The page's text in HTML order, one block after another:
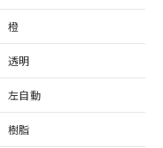
橙
透明
左自動
樹脂